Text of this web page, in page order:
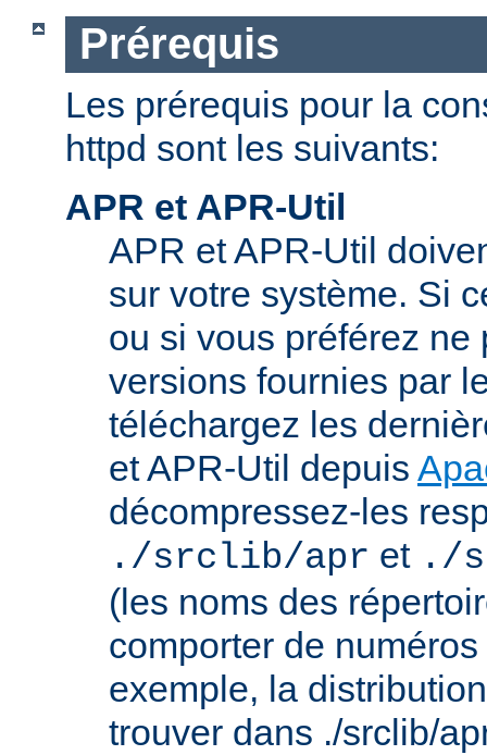
Prérequis
Les prérequis pour la
httpd sont les suivants:
APR et APR-Util
APR et APR-Util
sur votre système. Si
ou si vous préférez ne
versions fournies par
téléchargez les
et APR-Util depuis
décompressez-les
./srclib/apr et ./
(les noms des
comporter de
exemple, la
trouver dans ./srclib/